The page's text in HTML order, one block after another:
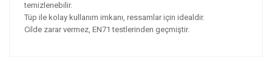
temizlenebilir.
Tüp ile kolay kullanım imkanı, ressamlar için idealdir.
Cilde zarar vermez, EN71 testlerinden geçmiştir.